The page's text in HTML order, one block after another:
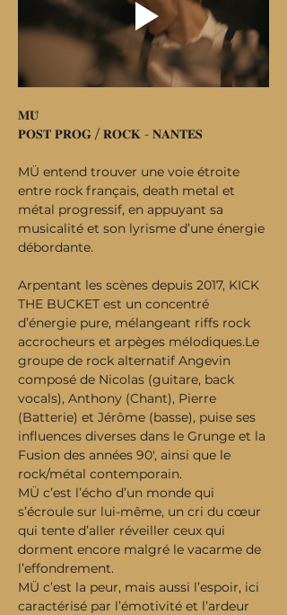
𝐌𝐔̈
𝐏𝐎𝐒𝐓 𝐏𝐑𝐎𝐆 / 𝐑𝐎𝐂𝐊 - 𝐍𝐀𝐍𝐓𝐄𝐒
MÜ entend trouver une voie étroite
entre rock français, death metal et
métal progressif, en appuyant sa
musicalité et son lyrisme d’une énergie
débordante.
Arpentant les scènes depuis 2017, KICK
THE BUCKET est un concentré
d’énergie pure, mélangeant riffs rock
accrocheurs et arpèges mélodiques.Le
groupe de rock alternatif Angevin
composé de Nicolas (guitare, back
vocals), Anthony (Chant), Pierre
(Batterie) et Jérôme (basse), puise ses
influences diverses dans le Grunge et la
Fusion des années 90', ainsi que le
rock/métal contemporain.
MÜ c’est l’écho d’un monde qui
s’écroule sur lui-même, un cri du cœur
qui tente d’aller réveiller ceux qui
dorment encore malgré le vacarme de
l’effondrement.
MÜ c’est la peur, mais aussi l’espoir, ici
caractérisé par l’émotivité et l’ardeur